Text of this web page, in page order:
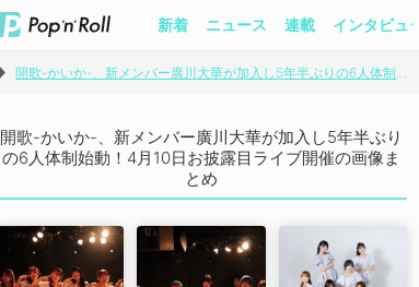
新着 ニュース 連載 インタビュー
開歌-かいか-、新メンバー廣川大華が加入し5年半ぶりの6人体制始動！4月10日お披露目ライブ開催
開歌-かいか-、新メンバー廣川大華が加入し5年半ぶり
の6人体制始動！4月10日お披露目ライブ開催の画像ま
とめ